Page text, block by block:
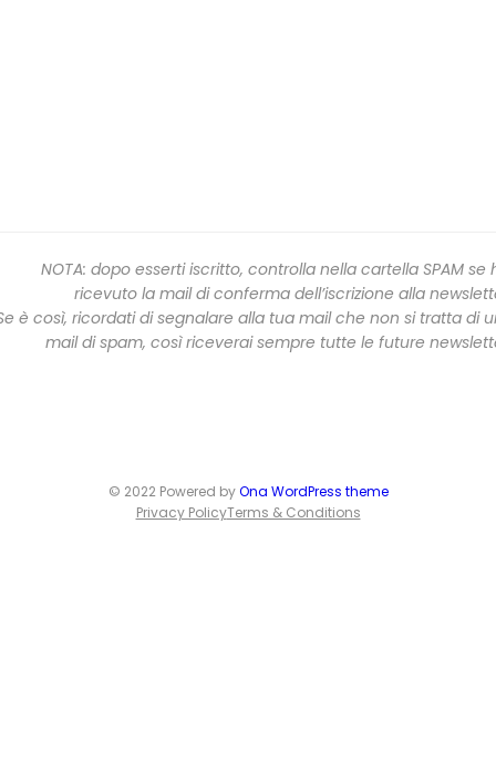
NOTA: dopo esserti iscritto, controlla nella cartella SPAM se
ricevuto la mail di conferma dell’iscrizione alla
è così, ricordati di segnalare alla tua mail che non si tratta di
mail di spam, così riceverai sempre tutte le future
© 2022 Powered byOna WordPress theme
Privacy PolicyTerms & Conditions